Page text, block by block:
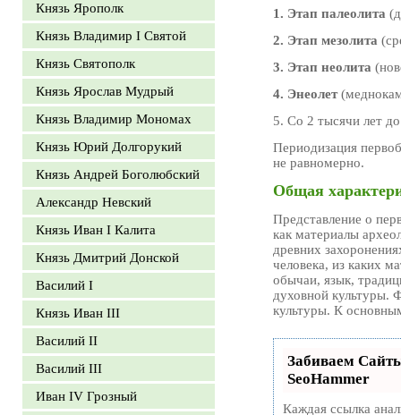
Князь Ярополк
Князь Владимир I Святой
Князь Святополк
Князь Ярослав Мудрый
Князь Владимир Мономах
Князь Юрий Долгорукий
Князь Андрей Боголюбский
Александр Невский
Князь Иван I Калита
Князь Дмитрий Донской
Василий I
Князь Иван III
Василий II
Василий III
Иван IV Грозный
1. Этап палеолита
2. Этап мезолита
3. Этап неолита
4. Энеолет
5. Со 2 тысячи лет
Периодизация
не равномерно.
Общая
Представление о
как материалы
древних
человека, из каких
обычаи, язык,
духовной культуры.
культуры. К
Забиваем
SeoHammer
Каждая ссылка